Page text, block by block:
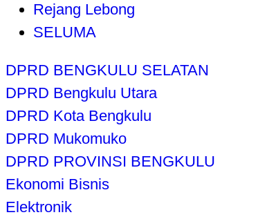
Rejang Lebong
SELUMA
DPRD BENGKULU SELATAN
DPRD Bengkulu Utara
DPRD Kota Bengkulu
DPRD Mukomuko
DPRD PROVINSI BENGKULU
Ekonomi Bisnis
Elektronik